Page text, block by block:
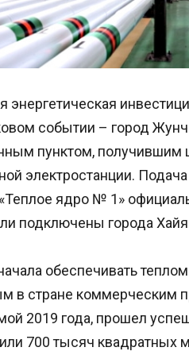
энергетическая
событии – город
пунктом, получившим
электростанции.
ядро № 1»
подключены города
обеспечивать
в стране коммерческим
2019 года, прошел
700 тысяч квадратных